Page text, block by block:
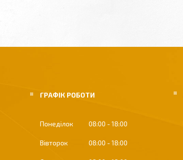
ГРАФІК РОБОТИ
Понеділок 08:00 18:00
Вівторок 08:00 18:00